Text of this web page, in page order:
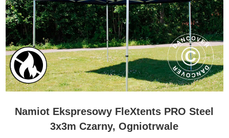
Namiot Ekspresowy FleXtents PRO Steel
3x3m Czarny, Ogniotrwale